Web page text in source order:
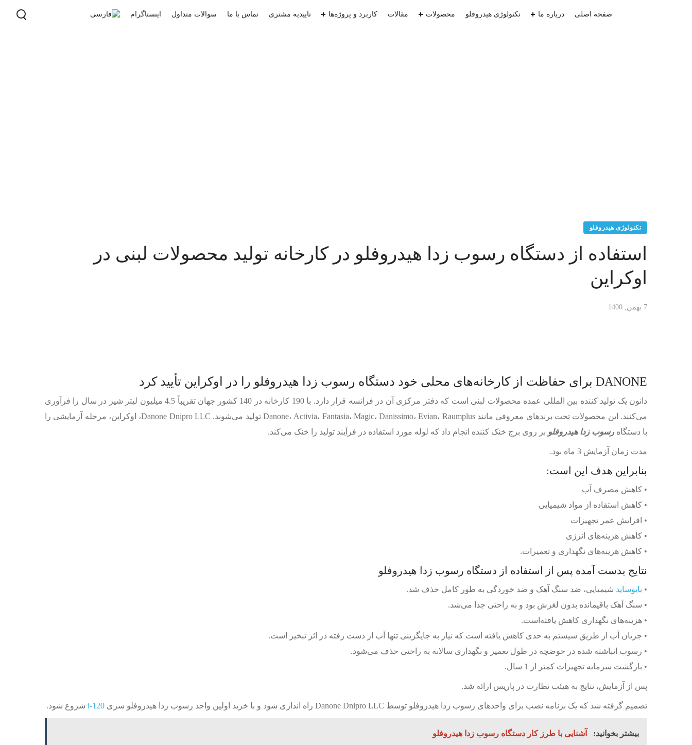
صفحه اصلی درباره ما تکنولوژی هیدروفلو محصولات مقالات کاربرد و پروژه‌ها تاییدیه‌ مشتری تماس با ما سوالات متداول اینستاگرام
تکنولوژی هیدروفلو
استفاده از دستگاه رسوب زدا هیدروفلو در کارخانه تولید محصولات لبنی در
اوکراین
7 بهمن, 1400
DANONE برای حفاظت از کارخانه‌های محلی خود دستگاه رسوب زدا هیدروفلو را در اوکراین تأیید کرد
دانون یک تولید کننده بین المللی عمده محصولات لبنی است که دفتر مرکزی آن در فرانسه قرار دارد. با 190 کارخانه در 140 کشور جهان تقریباً 4.5 میلیون لیتر شیر در سال را فرآوری
می‌کنند. این محصولات تحت برندهای معروفی مانند Danone، Activia، Fantasia، Magic، Danissimo، Evian، Raumplus تولید می‌شوند. Danone Dnipro LLC، اوکراین، مرحله آزمایشی را
با دستگاه رسوب زدا هیدروفلو بر روی برج خنک کننده انجام داد که لوله مورد استفاده در فرآیند تولید را خنک می‌کند.
مدت زمان آزمایش 3 ماه بود.
بنابراین هدف این است:
• کاهش مصرف آب
• کاهش استفاده از مواد شیمیایی
• افزایش عمر تجهیزات
• کاهش هزینه‌های انرژی
• کاهش هزینه‌های نگهداری و تعمیرات.
نتایج بدست آمده پس از استفاده از دستگاه رسوب زدا هیدروفلو
• بایوساید شیمیایی، ضد سنگ آهک و ضد خوردگی به طور کامل حذف شد.
• سنگ آهک باقیمانده بدون لغزش بود و به راحتی جدا می‌شد.
• هزینه‌های نگهداری کاهش یافته‌است.
• جریان آب از طریق سیستم به حدی کاهش یافته است که نیاز به جایگزینی تنها آب از دست رفته در اثر تبخیر است.
• رسوب انباشته شده در حوضچه در طول تعمیر و نگهداری سالانه به راحتی حذف می‌شود.
• بازگشت سرمایه تجهیزات کمتر از 1 سال.
پس از آزمایش، نتایج به هیئت نظارت در پاریس ارائه شد.
تصمیم گرفته شد که یک برنامه نصب برای واحدهای رسوب زدا هیدروفلو توسط Danone Dnipro LLC راه اندازی شود و با خرید اولین واحد رسوب زدا هیدروفلو سری i-120 شروع شود.
بیشتر بخوانید: آشنایی با طرز کار دستگاه رسوب زدا هیدروفلو